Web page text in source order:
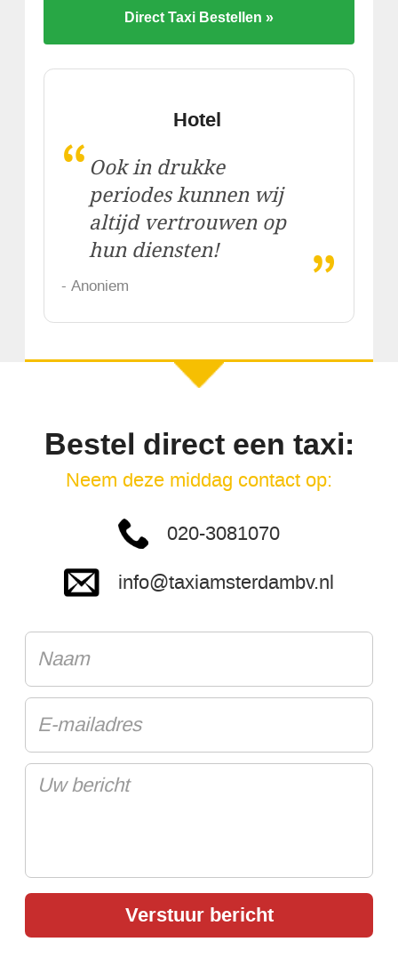
Direct Taxi Bestellen »
Hotel
“ Ook in drukke
periodes kunnen wij
altijd vertrouwen op
hun diensten!
„
- Anoniem
Bestel direct een taxi:
Neem deze middag contact op:
020-3081070
info@taxiamsterdambv.nl